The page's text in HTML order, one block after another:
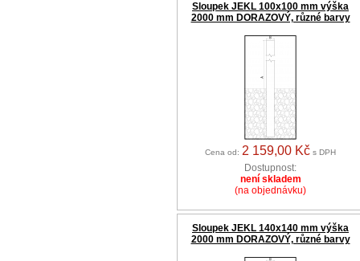
Sloupek JEKL 100x100 mm výška
2000 mm DORAZOVÝ, různé barvy
Cena od: 2 159,00 Kč s DPH
Dostupnost:
není skladem
(na objednávku)
Sloupek JEKL 140x140 mm výška
2000 mm DORAZOVÝ, různé barvy